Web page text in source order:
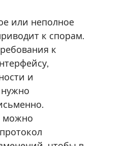
или неполное
к спорам.
к
и
можно